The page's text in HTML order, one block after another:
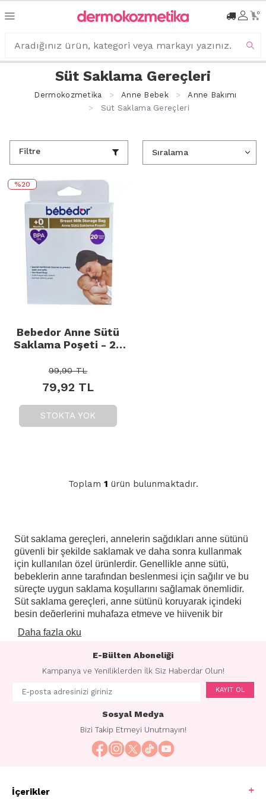
0
Süt Saklama Gereçleri
Dermokozmetika Anne Bebek
Anne Bakımı
Süt Saklama Gereçleri
Filtre
%20
Bebedor Anne Sütü
Saklama Poşeti - 20
99,90TL
79,92 TL
STOKTA YOK
Toplam 1 ürün bulunmaktadır.
Süt saklama gereçleri, annelerin sağdıkları anne sütünü
güvenli bir şekilde saklamak ve daha sonra kullanmak
için kullanılan özel ürünlerdir. Genellikle anne sütü,
bebeklerin anne tarafından beslenmesi için sağılır ve bu
süreçte uygun saklama koşullarını sağlamak önemlidir.
Süt saklama gereçleri, anne sütünü koruyarak içindeki
besin değerlerini muhafaza etmeye ve hijyenik bir
şekilde saklamaya yardımcı olur. Bu gereçler genellikle
anne sütünü dondurma, buzdolabında saklama veya
taşıma için tasarlanmış çeşitli kaplar ve torbalar içerir.
Süt saklama torbaları, genellikle tek kullanımlık ve
dondurucu dostu malzemelerden üretilir. Anne sütünü
saklamak için uygun hacme sahip olan bu torbalar, tarih
alanlarına sahiptir. Ayrıca, torbalar genellikle sütü
dondurmak ve çözmek için pratik bir şekilde
kullanılabilecek şekilde tasarlanmıştır. Buzdolabında
saklama kapları ise genellikle sızdırmaz kapakları olan
idealdir.
Daha fazla oku
E-Bülten Aboneliği
Kampanya ve Yeniliklerden İlk Siz Haberdar Olun!
KAYIT OL
Sosyal Medya
Bizi Takip Etmeyi Unutmayın!
İçerikler